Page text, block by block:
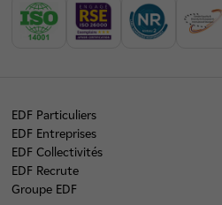
EDF Particuliers
EDF Entreprises
EDF Collectivités
EDF Recrute
Groupe EDF